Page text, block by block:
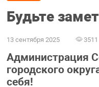
Будьте
13 сентября 2025 3511
Администрация
городского
себя!